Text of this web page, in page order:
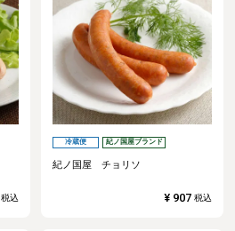
税込
冷蔵便 紀ノ国屋ブランド
紀ノ国屋 チョリソ
¥ 907 税込